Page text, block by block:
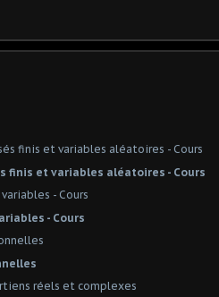
finis et variables aléatoires - Cours
- Cours